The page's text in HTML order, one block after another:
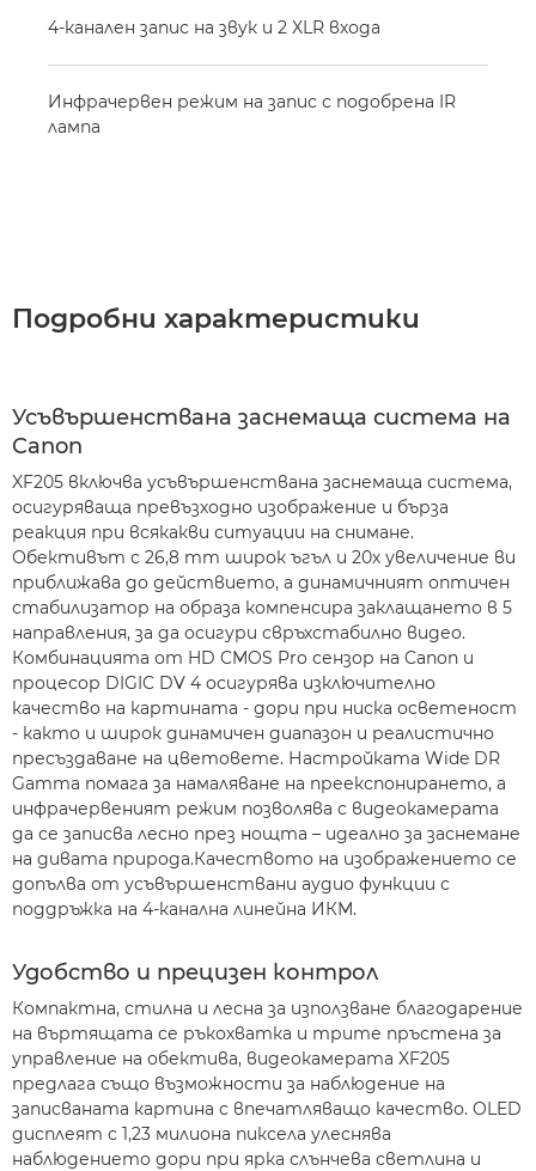
4-канален запис на звук и 2 XLR входа
Инфрачервен режим на запис с подобрена IR
лампа
Подробни характеристики
Усъвършенствана заснемаща система на
Canon
XF205 включва усъвършенствана заснемаща система,
осигуряваща превъзходно изображение и бърза
реакция при всякакви ситуации на снимане.
Обективът с 26,8 mm широк ъгъл и 20х увеличение ви
приближава до действието, а динамичният оптичен
стабилизатор на образа компенсира заклащането в 5
направления, за да осигури свръхстабилно видео.
Комбинацията от HD CMOS Pro сензор на Canon и
процесор DIGIC DV 4 осигурява изключително
качество на картината - дори при ниска осветеност
- както и широк динамичен диапазон и реалистично
пресъздаване на цветовете. Настройката Wide DR
Gamma помага за намаляване на преекспонирането, а
инфрачервеният режим позволява с видеокамерата
да се записва лесно през нощта – идеално за заснемане
на дивата природа.Качеството на изображението се
допълва от усъвършенствани аудио функции с
поддръжка на 4-канална линейна ИКМ.
Удобство и прецизен контрол
Компактна, стилна и лесна за използване благодарение
на въртящата се ръкохватка и трите пръстена за
управление на обектива, видеокамерата XF205
предлага също възможности за наблюдение на
записваната картина с впечатляващо качество. OLED
дисплеят с 1,23 милиона пиксела улеснява
наблюдението дори при ярка слънчева светлина и